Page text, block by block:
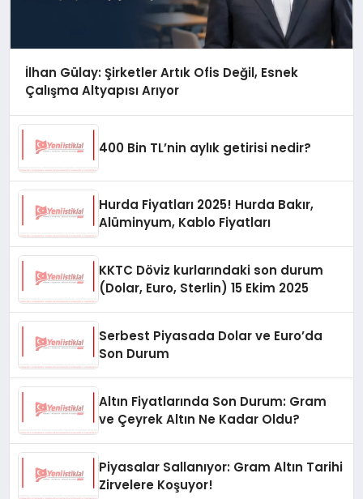
İlhan Gülay: Şirketler Artık Ofis Değil, Esnek
Çalışma Altyapısı Arıyor
400 Bin TL’nin aylık getirisi nedir?
Hurda Fiyatları 2025! Hurda Bakır,
Alüminyum, Kablo Fiyatları
KKTC Döviz kurlarındaki son durum
(Dolar, Euro, Sterlin) 15 Ekim 2025
Serbest Piyasada Dolar ve Euro’da
Son Durum
Altın Fiyatlarında Son Durum: Gram
ve Çeyrek Altın Ne Kadar Oldu?
Piyasalar Sallanıyor: Gram Altın Tarihi
Zirvelere Koşuyor!